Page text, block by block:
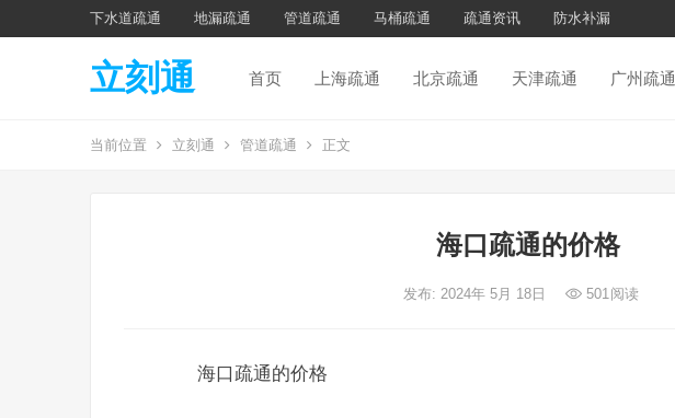
下水道疏通 地漏疏通 管道疏通 马桶疏通 疏通资讯 防水补漏
立刻通 首页 上海疏通 北京疏通 天津疏通 广州疏通
当前位置 立刻通 管道疏通 正文
海口疏通的价格
发布: 2024年 5月 18日 501阅读
海口疏通的价格